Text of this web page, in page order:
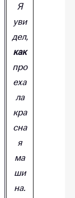
Я
уви
дел,
как
про
еха
ла
кра
сна
я
ма
ши
на.